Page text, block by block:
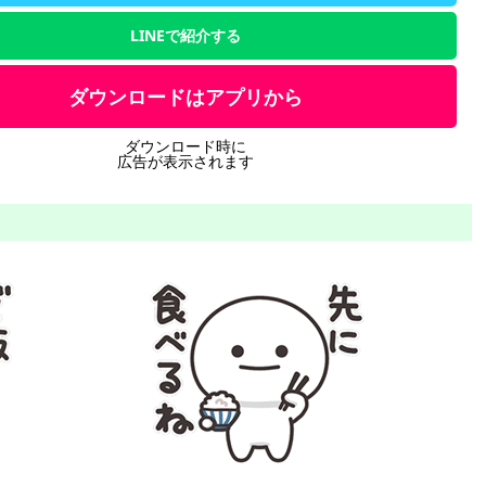
LINEで紹介する
ダウンロードはアプリから
ダウンロード時に
広告が表示されます